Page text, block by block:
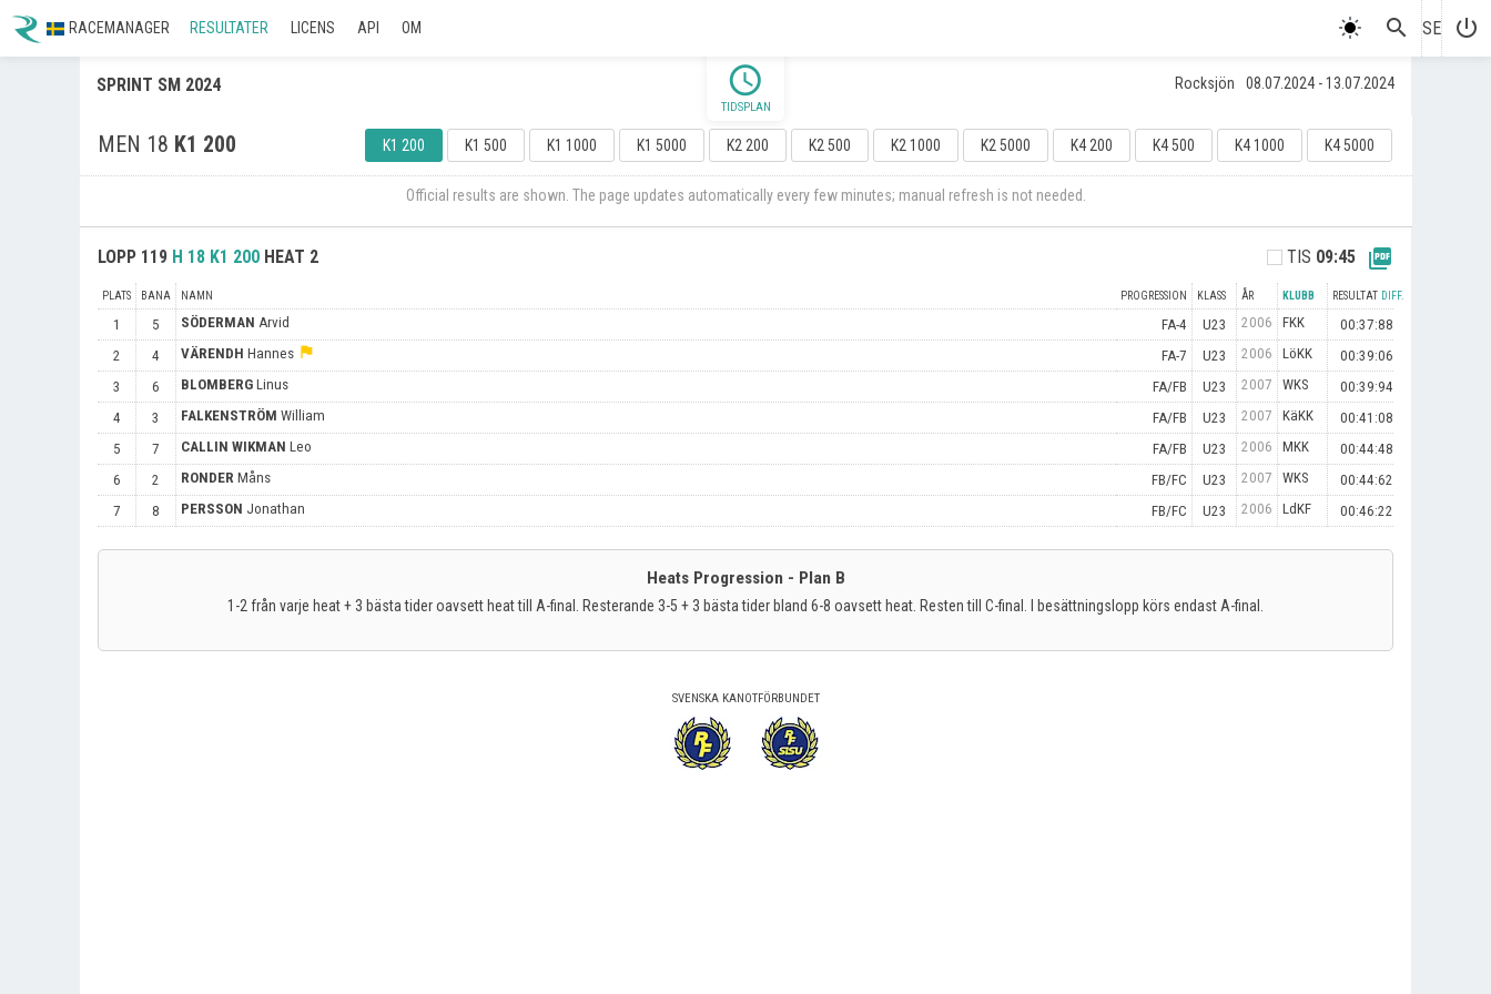
RACEMANAGER RESULTATER LICENS API OM search SE power_settings_new
SPRINT SM 2024 Rocksjön 08.07.2024 - 13.07.2024
MEN 18 K1 200 K1 200 K1 500 K1 1000 K1 5000 K2 200 K2 500 K2 1000 K2 5000 K4 200 K4 500 K4 1000 K4 5000
schedule
TIDSPLAN
Official results are shown. The page updates automatically every few minutes; manual refresh is not needed.
LOPP 119 H 18 K1 200 HEAT 2 TIS 09:45 picture_as_pdf
PLATS BANA NAMN PROGRESSION KLASS ÅR KLUBB RESULTAT DIFF.
1 5 SÖDERMAN Arvid FA-4 U23 2006 FKK
00:37:88
2
4 VÄRENDH Hannes flag FA-7 U23 2006 LöKK
00:39:06
3
6 BLOMBERG Linus FA/FB U23 2007 WKS
00:39:94
4
3 FALKENSTRÖM William FA/FB U23 2007 KäKK
00:41:08
5
7 CALLIN WIKMAN Leo FA/FB U23 2006 MKK
00:44:48
6
2 RONDER Måns FB/FC U23 2007 WKS
00:44:62
7
8 PERSSON Jonathan FB/FC U23 2006 LdKF 00:46:22
Heats Progression - Plan B
1-2 från varje heat + 3 bästa tider oavsett heat till A-final. Resterande 3-5 + 3 bästa tider bland 6-8 oavsett heat. Resten till C-final. I besättningslopp körs endast A-final.
SVENSKA KANOTFÖRBUNDET